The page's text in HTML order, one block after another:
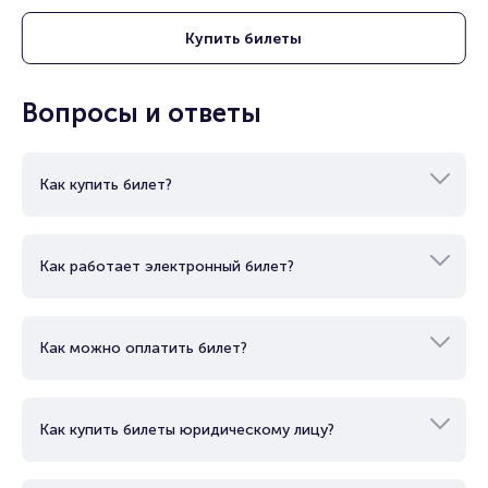
Подробнее о том, как вернуть, сдать или продать билет
Продать билет
Организаторам
Купить билеты
Вопросы и ответы
Как купить билет?
Как работает электронный билет?
Как можно оплатить билет?
Как купить билеты юридическому лицу?